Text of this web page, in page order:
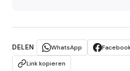
DELEN WhatsApp
Link kopieren